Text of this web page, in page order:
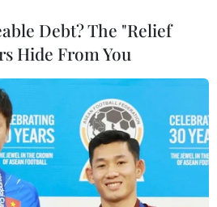
cho các nước có nhu cầu
gia và chuyển giao công
nước mới có tính gắn kết,
thể ứng phó với các vấn đề
tháng 12 tới, Tổng thư ký
hai với các đề xuất cải
Debt? The "Relief
Hide From You